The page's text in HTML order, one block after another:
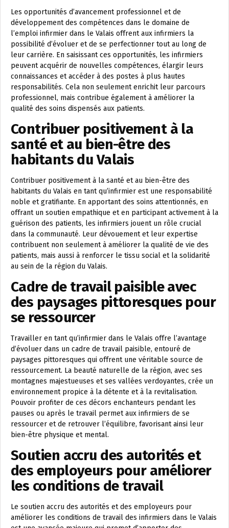
Les opportunités d’avancement professionnel et de
développement des compétences dans le domaine de
l’emploi infirmier dans le Valais offrent aux infirmiers la
possibilité d’évoluer et de se perfectionner tout au long de
leur carrière. En saisissant ces opportunités, les infirmiers
peuvent acquérir de nouvelles compétences, élargir leurs
connaissances et accéder à des postes à plus hautes
responsabilités. Cela non seulement enrichit leur parcours
professionnel, mais contribue également à améliorer la
qualité des soins dispensés aux patients.
Contribuer positivement à la
santé et au bien-être des
habitants du Valais
Contribuer positivement à la santé et au bien-être des
habitants du Valais en tant qu’infirmier est une responsabilité
noble et gratifiante. En apportant des soins attentionnés, en
offrant un soutien empathique et en participant activement à la
guérison des patients, les infirmiers jouent un rôle crucial
dans la communauté. Leur dévouement et leur expertise
contribuent non seulement à améliorer la qualité de vie des
patients, mais aussi à renforcer le tissu social et la solidarité
au sein de la région du Valais.
Cadre de travail paisible avec
des paysages pittoresques pour
se ressourcer
Travailler en tant qu’infirmier dans le Valais offre l’avantage
d’évoluer dans un cadre de travail paisible, entouré de
paysages pittoresques qui offrent une véritable source de
ressourcement. La beauté naturelle de la région, avec ses
montagnes majestueuses et ses vallées verdoyantes, crée un
environnement propice à la détente et à la revitalisation.
Pouvoir profiter de ces décors enchanteurs pendant les
pauses ou après le travail permet aux infirmiers de se
ressourcer et de retrouver l’équilibre, favorisant ainsi leur
bien-être physique et mental.
Soutien accru des autorités et
des employeurs pour améliorer
les conditions de travail
Le soutien accru des autorités et des employeurs pour
améliorer les conditions de travail des infirmiers dans le Valais